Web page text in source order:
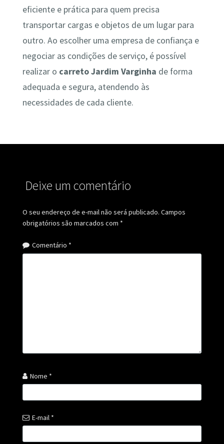
eficiente e prática para quem precisa
transportar cargas e objetos de um lugar para
outro. Ao escolher uma empresa de confiança e
negociar as condições de serviço, é possível
realizar o carreto Jardim Varginha de forma
adequada e segura, atendendo às
necessidades de cada cliente.
Deixe um comentário
O seu endereço de e-mail não será publicado. Campos
obrigatórios são marcados com *
Comentário *
Nome *
E-mail *